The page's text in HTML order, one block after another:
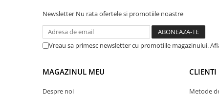
Mese rotative / mese inclinabile /
Papusa mobila / con de centrare
Instrumente de masurare
Newsletter Nu rata ofertele si promotiile noastre
Vreau sa primesc newsletter cu promotiile magazinului.
MAGAZINUL MEU
Despre noi
CLIENTI
Metode